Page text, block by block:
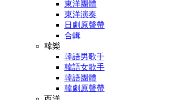
東洋團體
東洋演奏
日劇原聲帶
合輯
韓樂
韓語男歌手
韓語女歌手
韓語團體
韓劇原聲帶